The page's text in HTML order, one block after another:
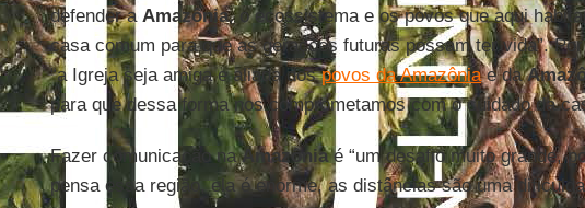
defender a Amazônia, o ecossistema e os povos que aqui
casa comum para que as gerações futuras possam ter vida”.
“a Igreja seja amiga e aliada dospovos da Amazôniae da
para que dessa forma nos comprometamos com o cuidado da
Fazer comunicação naAmazôniaé “um desafio muito grande,
pensa essa região, ela é enorme, as distâncias são uma